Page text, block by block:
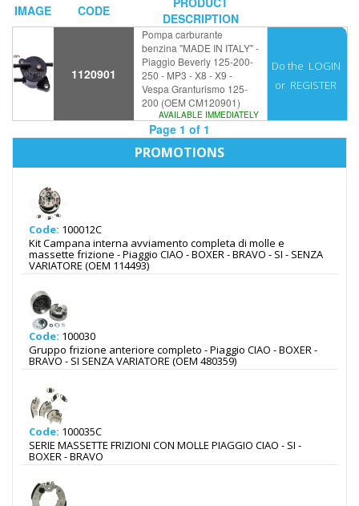
IMAGE CODE
DESCRIPTION
1120901
Pompa carburante
benzina "MADE IN ITALY" -
Piaggio Beverly 125-200-
250 - MP3 - X8 - X9 -
Vespa Granturismo 125-
200 (OEM CM120901)
AVAILABLE IMMEDIATELY
Do the LOGIN
or REGISTER
Page 1 of 1
PROMOTIONS
Code: 100012C
Kit Campana interna avviamento completa di molle e
massette frizione - Piaggio CIAO - BOXER - BRAVO - SI - SENZA
VARIATORE (OEM 114493)
Code: 100030
Gruppo frizione anteriore completo - Piaggio CIAO - BOXER -
BRAVO - SI SENZA VARIATORE (OEM 480359)
Code: 100035C
SERIE MASSETTE FRIZIONI CON MOLLE PIAGGIO CIAO - SI -
BOXER - BRAVO